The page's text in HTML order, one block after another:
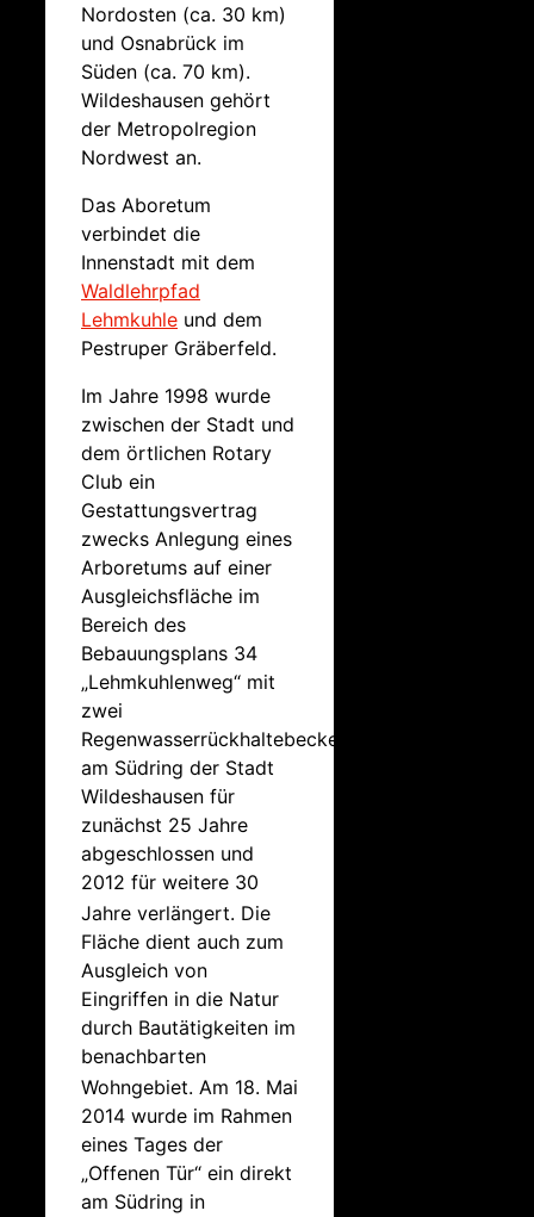
Nordosten (ca. 30 km)
und Osnabrück im
Süden (ca. 70 km).
Wildeshausen gehört
der Metropolregion
Nordwest an.
Das Aboretum
verbindet die
Innenstadt mit dem
Waldlehrpfad
Lehmkuhle und dem
Pestruper Gräberfeld.
Im Jahre 1998 wurde
zwischen der Stadt und
dem örtlichen Rotary
Club ein
Gestattungsvertrag
zwecks Anlegung eines
Arboretums auf einer
Ausgleichsfläche im
Bereich des
Bebauungsplans 34
„Lehmkuhlenweg“ mit
zwei
Regenwasserrückhaltebecken
am Südring der Stadt
Wildeshausen für
zunächst 25 Jahre
abgeschlossen und
2012 für weitere 30
Jahre verlängert. Die
Fläche dient auch zum
Ausgleich von
Eingriffen in die Natur
durch Bautätigkeiten im
benachbarten
Wohngebiet. Am 18. Mai
2014 wurde im Rahmen
eines Tages der
„Offenen Tür“ ein direkt
am Südring in